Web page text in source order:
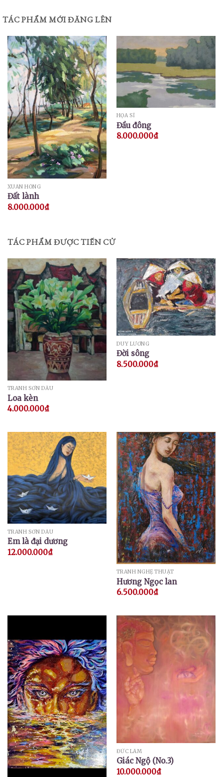
TÁC PHẨM MỚI ĐĂNG LÊN
XUÂN HỒNG
Đất lành
8.000.000₫
HỌA SĨ
Đầu đông
8.000.000₫
TÁC PHẨM ĐƯỢC TIẾN CỬ
TRANH SƠN DẦU
Loa kèn
4.000.000₫
DUY LƯƠNG
Đời sông
8.500.000₫
TRANH SƠN DẦU
Em là đại dương
12.000.000₫
TRANH NGHỆ THUẬT
Hương Ngọc lan
6.500.000₫
ĐỨC LÂM
Giác Ngộ (No.3)
10.000.000₫